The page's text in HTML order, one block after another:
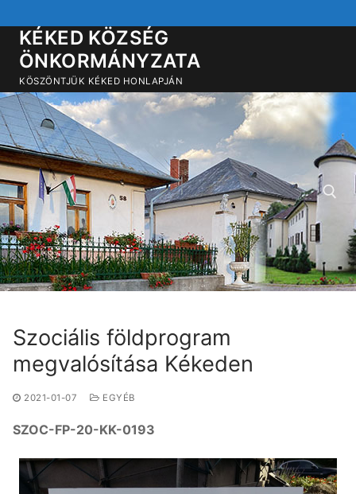
a
tartalomra
KÉKED KÖZSÉG
ÖNKORMÁNYZATA
KÖSZÖNTJÜK KÉKED HONLAPJÁN
Keresése:
Szociális földprogram
megvalósítása Kékeden
2021-01-07 EGYÉB
SZOC-FP-20-KK-0193